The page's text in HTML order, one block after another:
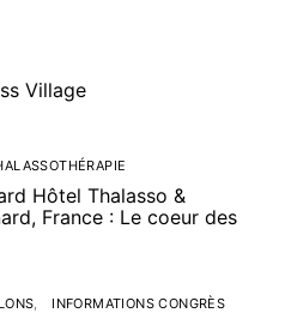
Village
Hôtel Thalasso &
France : Le coeur des
INFORMATIONS CONGRÈS